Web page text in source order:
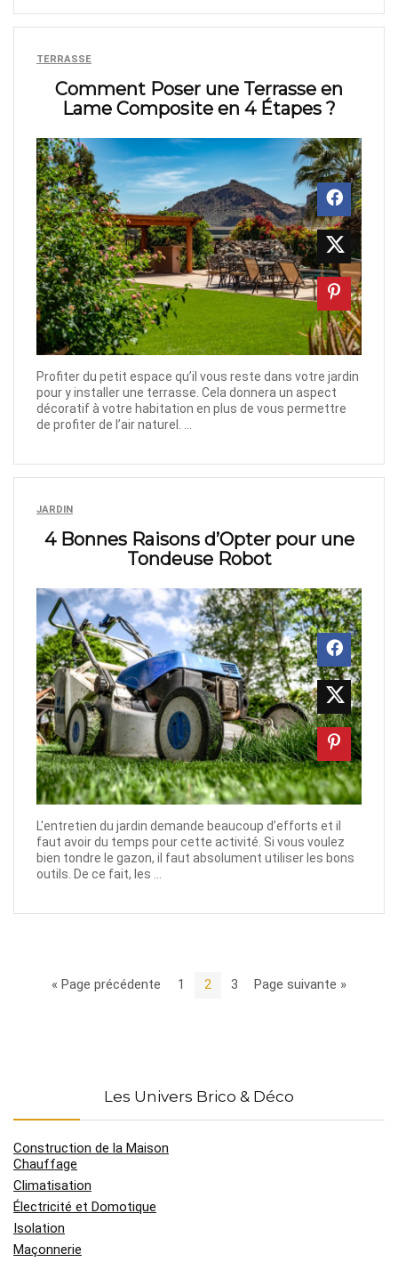
TERRASSE
Comment Poser une Terrasse en
Lame Composite en 4 Étapes ?
Profiter du petit espace qu’il vous reste dans votre jardin
pour y installer une terrasse. Cela donnera un aspect
décoratif à votre habitation en plus de vous permettre
de profiter de l’air naturel. ...
JARDIN
4 Bonnes Raisons d’Opter pour une
Tondeuse Robot
L'entretien du jardin demande beaucoup d’efforts et il
faut avoir du temps pour cette activité. Si vous voulez
bien tondre le gazon, il faut absolument utiliser les bons
outils. De ce fait, les ...
« Page précédente 1 2 3 Page suivante »
Les Univers Brico & Déco
Construction de la Maison
Chauffage
Climatisation
Électricité et Domotique
Isolation
Maçonnerie